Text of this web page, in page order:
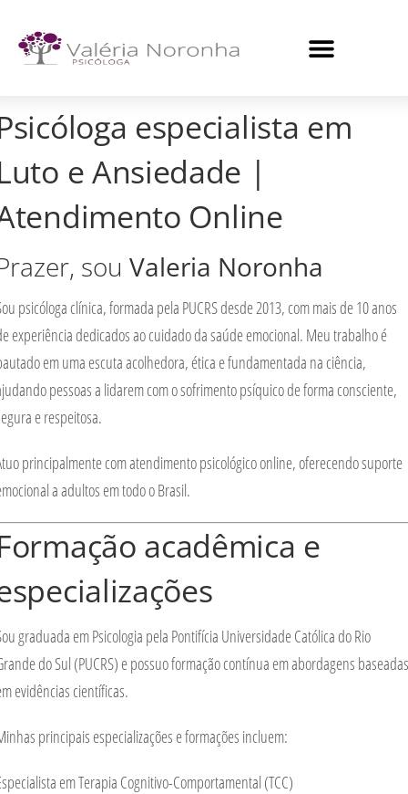
especialista em
e Ansiedade |
Online
sou Valeria Noronha
psicóloga clínica, formada pela PUCRS desde 2013, com mais de10 anos
experiênciadedicados ao cuidado da saúde emocional. Meu trabalho é
em uma escuta acolhedora, ética e fundamentada na ciência,
pessoas a lidarem com o sofrimento psíquico de forma consciente,
e respeitosa.
principalmente comatendimento psicológico online, oferecendo suporte
a adultos em todo o Brasil.
acadêmica e
graduada em Psicologia pela Pontifícia Universidade Católica do Rio
do Sul (PUCRS)e possuo formação contínua em abordagens baseadas
evidências científicas.
principais especializações e formações incluem:
emTerapia Cognitivo-Comportamental (TCC)